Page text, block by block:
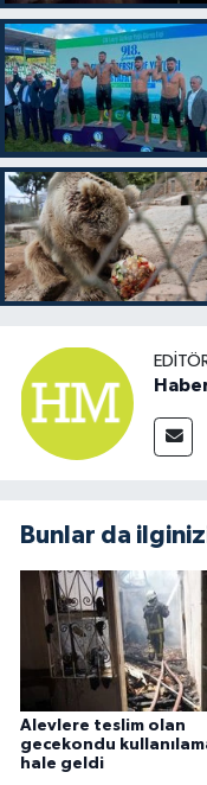
Bunlar da
Alevlere teslim olan
gecekondu
hale geldi